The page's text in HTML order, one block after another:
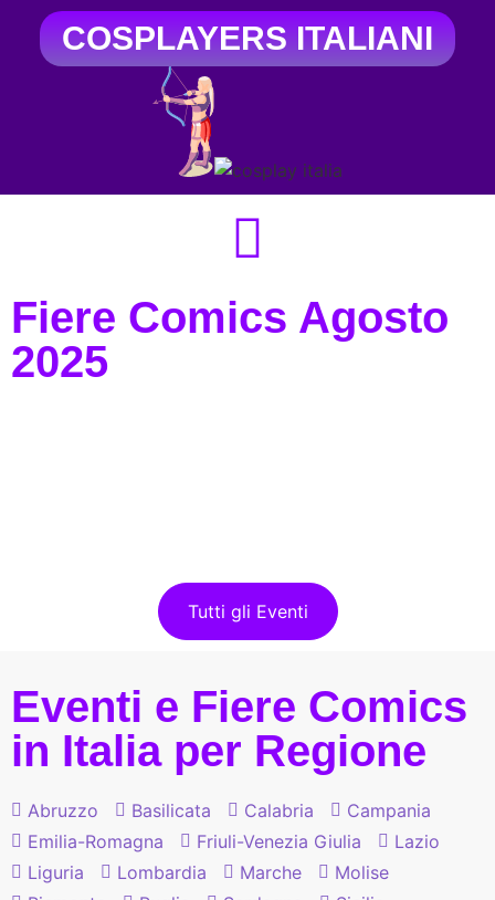
COSPLAYERS ITALIANI
Fiere Comics Agosto
2025
Tutti gli Eventi
Eventi e Fiere Comics
in Italia per Regione
Abruzzo Basilicata Calabria
Campania
Emilia-Romagna
Friuli-Venezia Giulia
Lazio
Liguria
Lombardia Marche
Molise